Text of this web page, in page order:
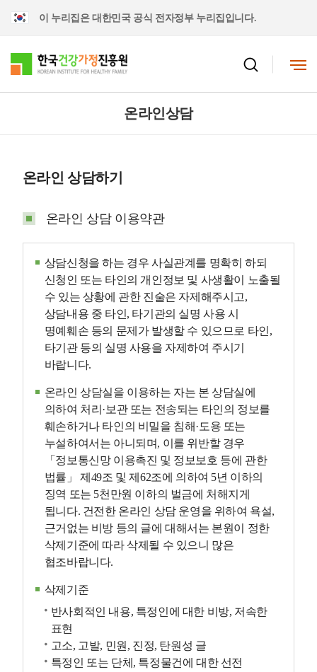
이 누리집은 대한민국 공식 전자정부 누리집입니다.
온라인상담
온라인 상담하기
온라인 상담 이용약관
상담신청을 하는 경우 사실관계를 명확히 하되
신청인 또는 타인의 개인정보 및 사생활이 노출될
수 있는 상황에 관한 진술은 자제해주시고,
상담내용 중 타인, 타기관의 실명 사용 시
명예훼손 등의 문제가 발생할 수 있으므로 타인,
타기관 등의 실명 사용을 자제하여 주시기
바랍니다.
온라인 상담실을 이용하는 자는 본 상담실에
의하여 처리·보관 또는 전송되는 타인의 정보를
훼손하거나 타인의 비밀을 침해·도용 또는
누설하여서는 아니되며, 이를 위반할 경우
「정보통신망 이용촉진 및 정보보호 등에 관한
법률」 제49조 및 제62조에 의하여 5년 이하의
징역 또는 5천만원 이하의 벌금에 처해지게
됩니다. 건전한 온라인 상담 운영을 위하여 욕설,
근거없는 비방 등의 글에 대해서는 본원이 정한
삭제기준에 따라 삭제될 수 있으니 많은
협조바랍니다.
삭제기준
반사회적인 내용, 특정인에 대한 비방, 저속한
표현
고소, 고발, 민원, 진정, 탄원성 글
특정인 또는 단체, 특정물건에 대한 선전